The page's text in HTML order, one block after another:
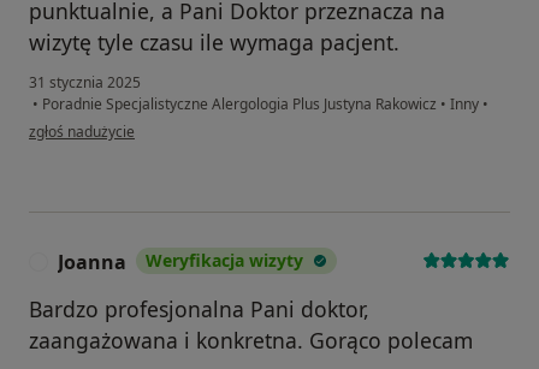
punktualnie, a Pani Doktor przeznacza na
wizytę tyle czasu ile wymaga pacjent.
31 stycznia 2025
• Poradnie Specjalistyczne Alergologia Plus Justyna Rakowicz • Inny •
w opinii użytkownika Paweł
zgłoś nadużycie
Joanna Weryfikacja wizyty
Bardzo profesjonalna Pani doktor,
zaangażowana i konkretna. Gorąco polecam